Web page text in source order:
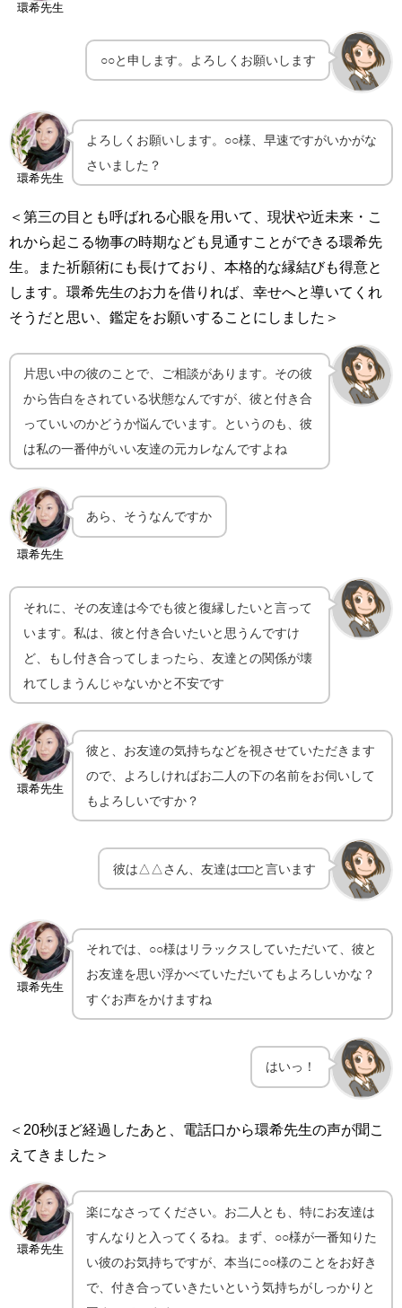
環希先生
○○と申します。よろしくお願いします
環希先生
よろしくお願いします。○○様、早速ですがいかがな
さいました？
＜第三の目とも呼ばれる心眼を用いて、現状や近未来・こ
れから起こる物事の時期なども見通すことができる環希先
生。また祈願術にも長けており、本格的な縁結びも得意と
します。環希先生のお力を借りれば、幸せへと導いてくれ
そうだと思い、鑑定をお願いすることにしました＞
片思い中の彼のことで、ご相談があります。その彼
から告白をされている状態なんですが、彼と付き合
っていいのかどうか悩んでいます。というのも、彼
は私の一番仲がいい友達の元カレなんですよね
環希先生
あら、そうなんですか
それに、その友達は今でも彼と復縁したいと言って
います。私は、彼と付き合いたいと思うんですけ
ど、もし付き合ってしまったら、友達との関係が壊
れてしまうんじゃないかと不安です
環希先生
彼と、お友達の気持ちなどを視させていただきます
ので、よろしければお二人の下の名前をお伺いして
もよろしいですか？
彼は△△さん、友達は□□と言います
環希先生
それでは、○○様はリラックスしていただいて、彼と
お友達を思い浮かべていただいてもよろしいかな？
すぐお声をかけますね
はいっ！
＜20秒ほど経過したあと、電話口から環希先生の声が聞こ
えてきました＞
環希先生
楽になさってください。お二人とも、特にお友達は
すんなりと入ってくるね。まず、○○様が一番知りた
い彼のお気持ちですが、本当に○○様のことをお好き
で、付き合っていきたいという気持ちがしっかりと